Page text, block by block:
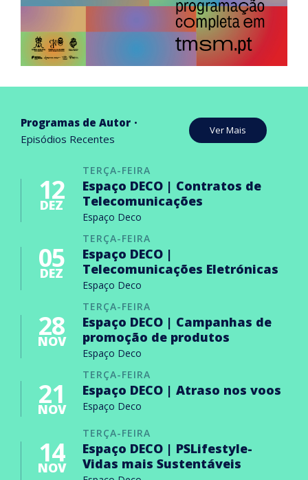
Programas de Autor
Episódios Recentes
Ver Mais
TERÇA-FEIRA
12
DEZ
Espaço DECO | Contratos de
Telecomunicações
Espaço Deco
TERÇA-FEIRA
05
DEZ
Espaço DECO |
Telecomunicações Eletrónicas
Espaço Deco
TERÇA-FEIRA
28
NOV
Espaço DECO | Campanhas de
promoção de produtos
Espaço Deco
TERÇA-FEIRA
21
NOV
Espaço DECO | Atraso nos voos
Espaço Deco
TERÇA-FEIRA
14
NOV
Espaço DECO | PSLifestyle-
Vidas mais Sustentáveis